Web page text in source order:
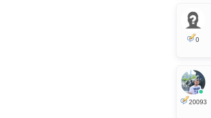
0
20093